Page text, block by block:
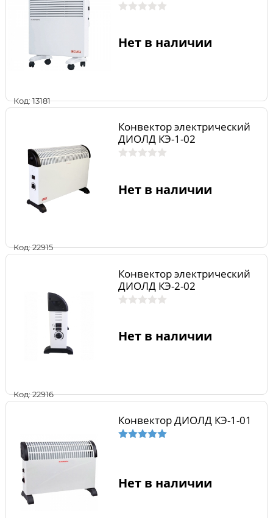
Код: 13181
Нет в наличии
Код: 22915
Конвектор электрический
ДИОЛД КЭ-1-02
Нет в наличии
Код: 22916
Конвектор электрический
ДИОЛД КЭ-2-02
Нет в наличии
Конвектор ДИОЛД КЭ-1-01
Нет в наличии